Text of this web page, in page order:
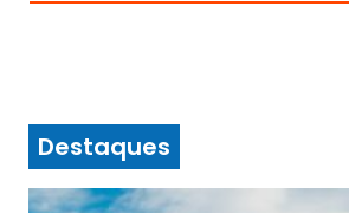
Destaques